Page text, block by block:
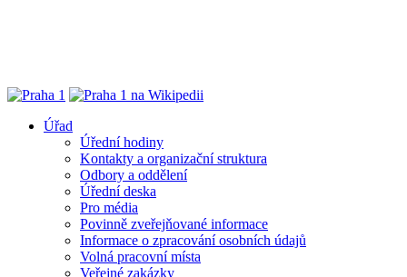
Úřad
Úřední hodiny
Kontakty a organizační struktura
Odbory a oddělení
Úřední deska
Pro média
Povinně zveřejňované informace
Informace o zpracování osobních údajů
Volná pracovní místa
Veřejné zakázky